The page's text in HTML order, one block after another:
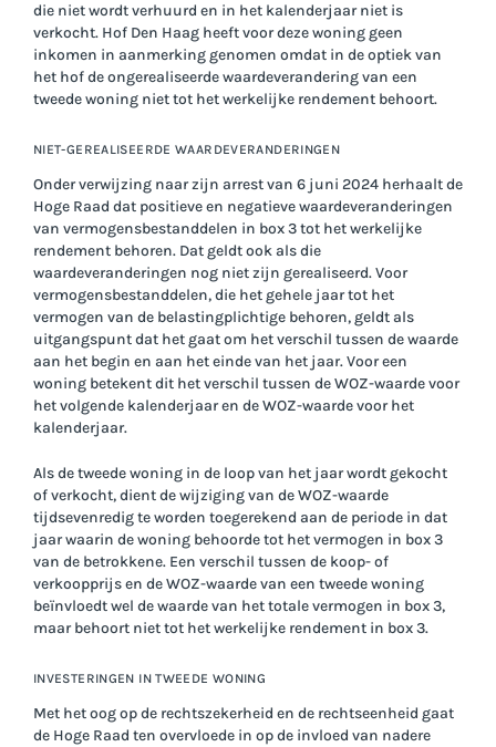
die niet wordt verhuurd en in het kalenderjaar niet is
verkocht. Hof Den Haag heeft voor deze woning geen
inkomen in aanmerking genomen omdat in de optiek van
het hof de ongerealiseerde waardeverandering van een
tweede woning niet tot het werkelijke rendement behoort.
NIET-GEREALISEERDE WAARDEVERANDERINGEN
Onder verwijzing naar zijn arrest van 6 juni 2024 herhaalt de
Hoge Raad dat positieve en negatieve waardeveranderingen
van vermogensbestanddelen in box 3 tot het werkelijke
rendement behoren. Dat geldt ook als die
waardeveranderingen nog niet zijn gerealiseerd. Voor
vermogensbestanddelen, die het gehele jaar tot het
vermogen van de belastingplichtige behoren, geldt als
uitgangspunt dat het gaat om het verschil tussen de waarde
aan het begin en aan het einde van het jaar. Voor een
woning betekent dit het verschil tussen de WOZ-waarde voor
het volgende kalenderjaar en de WOZ-waarde voor het
kalenderjaar.
Als de tweede woning in de loop van het jaar wordt gekocht
of verkocht, dient de wijziging van de WOZ-waarde
tijdsevenredig te worden toegerekend aan de periode in dat
jaar waarin de woning behoorde tot het vermogen in box 3
van de betrokkene. Een verschil tussen de koop- of
verkoopprijs en de WOZ-waarde van een tweede woning
beïnvloedt wel de waarde van het totale vermogen in box 3,
maar behoort niet tot het werkelijke rendement in box 3.
INVESTERINGEN IN TWEEDE WONING
Met het oog op de rechtszekerheid en de rechtseenheid gaat
de Hoge Raad ten overvloede in op de invloed van nadere